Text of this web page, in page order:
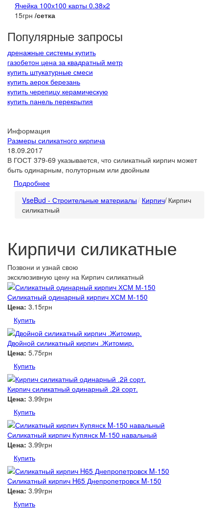
Ячейка 100х100 карты 0.38х2
15грн /сетка
Популярные запросы
дренажные системы купить
газобетон цена за квадратный метр
купить штукатурные смеси
купить аерок березань
купить черепицу керамическую
купить панель перекрытия
Информация
Размеры силикатного кирпича
18.09.2017
В ГОСТ 379-69 указывается, что силикатный кирпич может
быть одинарным, полуторным или двойным
Подробнее
VseBud - Строительные материалы Кирпич/ Кирпич
силикатный
Кирпичи силикатные
Позвони и узнай свою
эксклюзивную цену на Кирпич силикатный
Силикатный одинарный кирпич ХСМ М-150
Цена: 3.15грн
Купить
Двойной силикатный кирпич .Житомир.
Цена: 5.75грн
Купить
Кирпич силикатный одинарный .2й сорт.
Цена: 3.99грн
Купить
Силикатный кирпич Купянск M-150 навальный
Цена: 3.99грн
Купить
Силикатный кирпич H65 Днепропетровск M-150
Цена: 3.99грн
Купить